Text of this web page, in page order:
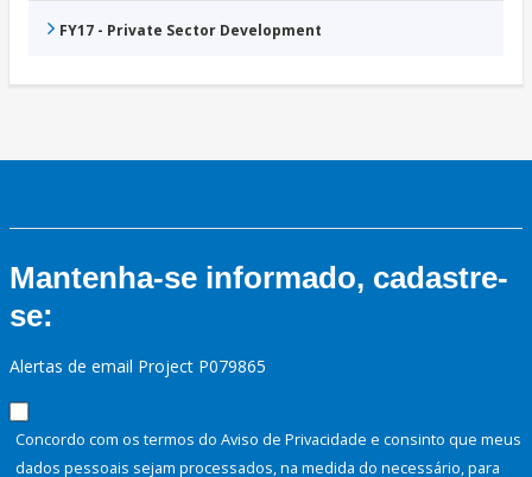
FY17 - Private Sector Development
Mantenha-se informado, cadastre-
se:
Alertas de email Project P079865
Concordo com os termos do Aviso de Privacidade e consinto que meus
dados pessoais sejam processados, na medida do necessário, para